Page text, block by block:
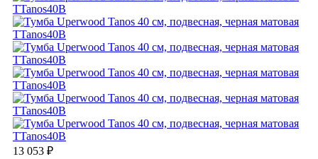
13 053 ₽